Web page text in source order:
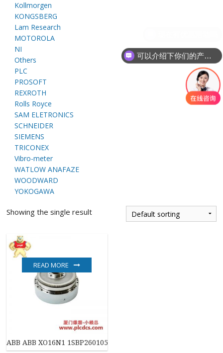
Kollmorgen
KONGSBERG
Lam Research
MOTOROLA
NI
Others
PLC
PROSOFT
REXROTH
Rolls Royce
SAM ELETRONICS
SCHNEIDER
SIEMENS
TRICONEX
Vibro-meter
WATLOW ANAFAZE
WOODWARD
YOKOGAWA
Showing the single result
ABB ABB XO16N1 1SBP260105R1001 控制模块
READ MORE
可以介绍下你们的产品么